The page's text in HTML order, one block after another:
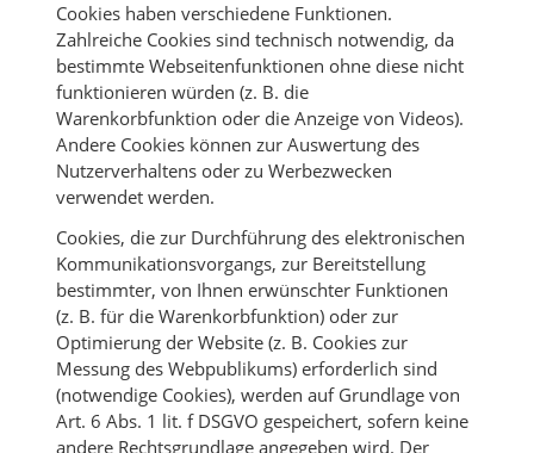
Cookies haben verschiedene Funktionen.
Zahlreiche Cookies sind technisch notwendig, da
bestimmte Webseitenfunktionen ohne diese nicht
funktionieren würden (z. B. die
Warenkorbfunktion oder die Anzeige von Videos).
Andere Cookies können zur Auswertung des
Nutzerverhaltens oder zu Werbezwecken
verwendet werden.
Cookies, die zur Durchführung des elektronischen
Kommunikationsvorgangs, zur Bereitstellung
bestimmter, von Ihnen erwünschter Funktionen
(z. B. für die Warenkorbfunktion) oder zur
Optimierung der Website (z. B. Cookies zur
Messung des Webpublikums) erforderlich sind
(notwendige Cookies), werden auf Grundlage von
Art. 6 Abs. 1 lit. f DSGVO gespeichert, sofern keine
andere Rechtsgrundlage angegeben wird. Der